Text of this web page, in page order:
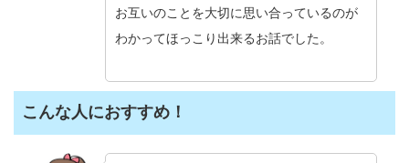
お互いのことを大切に思い合っているのが
わかってほっこり出来るお話でした。
こんな人におすすめ！